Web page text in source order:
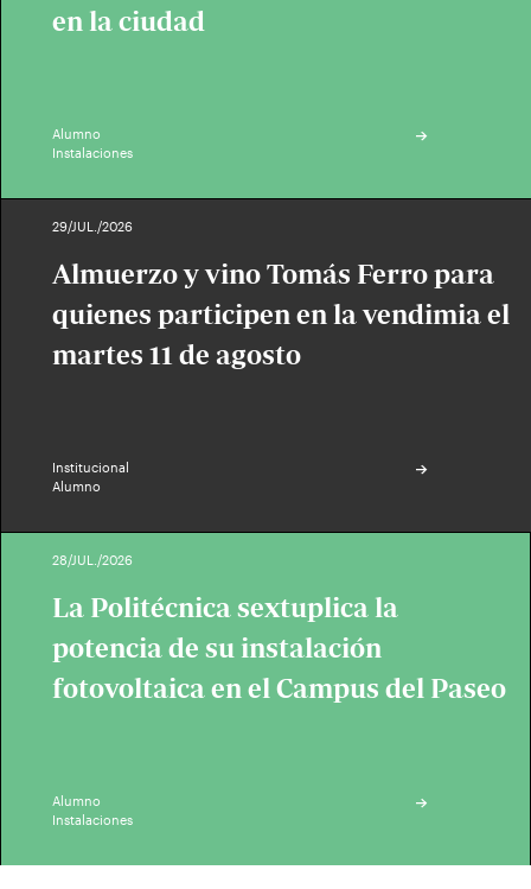
en la ciudad
Alumno
Instalaciones
29/JUL./2026
Almuerzo y vino Tomás Ferro para
quienes participen en la vendimia el
martes 11 de agosto
Institucional
Alumno
28/JUL./2026
La Politécnica sextuplica la
potencia de su instalación
fotovoltaica en el Campus del Paseo
Alumno
Instalaciones